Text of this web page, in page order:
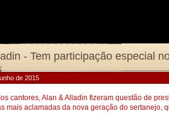
- Tem participação especial
de 2015
cantores, Alan & Alladin fizeram questão de
mais aclamadas da nova geração do sertanejo,